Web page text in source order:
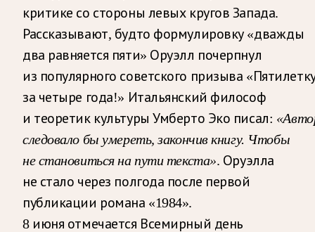
критике со стороны левых кругов Запада.
Рассказывают, будто формулировку «дважды
два равняется пяти» Оруэлл почерпнул
из популярного советского призыва
за четыре года!» Итальянский философ
и теоретик культуры Умберто Эко писал:
следовало бы умереть, закончив книгу. Чтобы
не становиться на пути текста». Оруэлла
не стало через полгода после первой
публикации романа «1984».
8 июня отмечается Всемирный день